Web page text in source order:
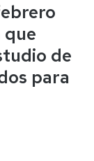
que
de
para